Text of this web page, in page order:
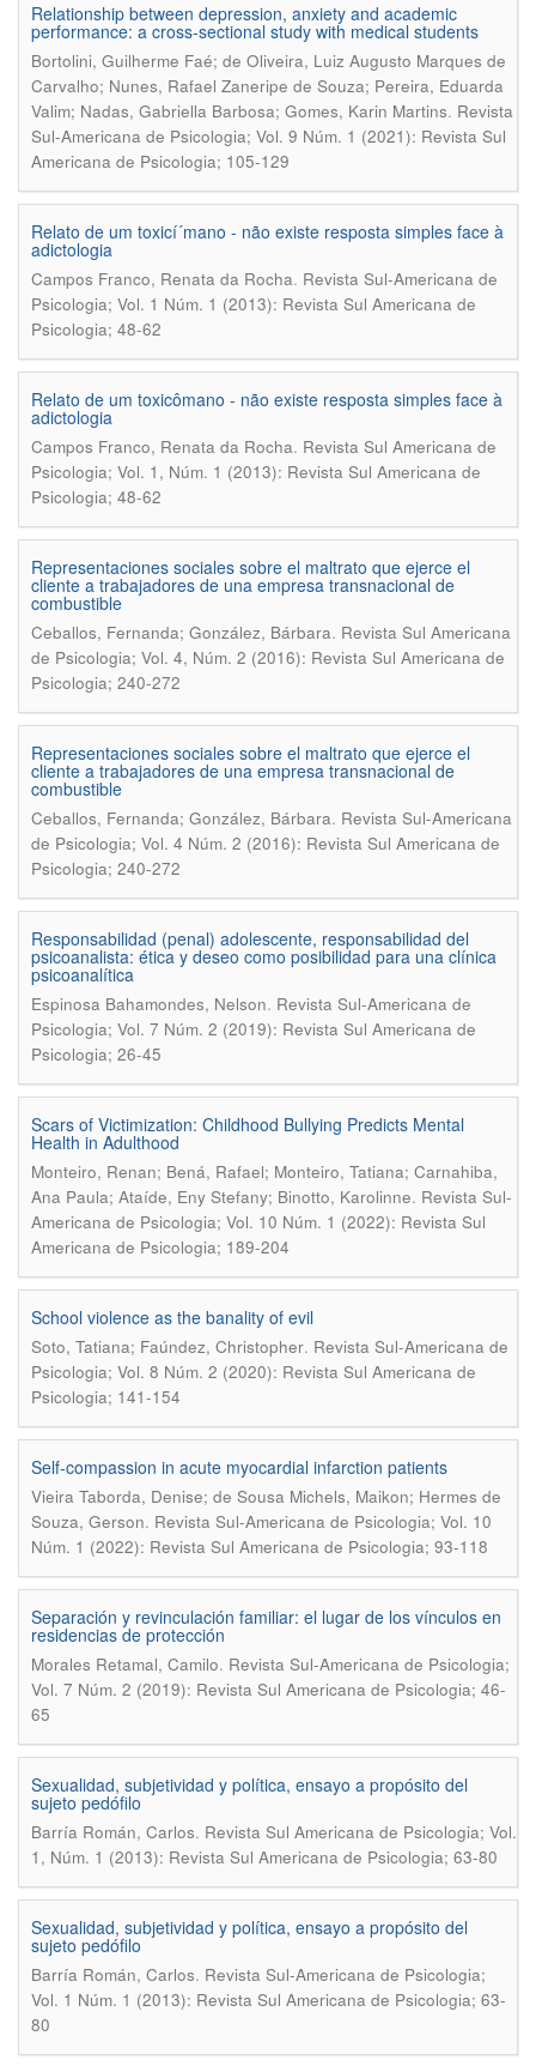
Relationship between depression, anxiety and academic
performance: a cross-sectional study with medical students
Bortolini, Guilherme Faé; de Oliveira, Luiz Augusto Marques de
Carvalho; Nunes, Rafael Zaneripe de Souza; Pereira, Eduarda
Valim; Nadas, Gabriella Barbosa; Gomes, Karin Martins. Revista
Sul-Americana de Psicologia; Vol. 9 Núm. 1 (2021): Revista Sul
Americana de Psicologia; 105-129
Relato de um toxicí´mano - não existe resposta simples face à
adictologia
Campos Franco, Renata da Rocha. Revista Sul-Americana de
Psicologia; Vol. 1 Núm. 1 (2013): Revista Sul Americana de
Psicologia; 48-62
Relato de um toxicômano - não existe resposta simples face à
adictologia
Campos Franco, Renata da Rocha. Revista Sul Americana de
Psicologia; Vol. 1, Núm. 1 (2013): Revista Sul Americana de
Psicologia; 48-62
Representaciones sociales sobre el maltrato que ejerce el
cliente a trabajadores de una empresa transnacional de
combustible
Ceballos, Fernanda; González, Bárbara. Revista Sul Americana
de Psicologia; Vol. 4, Núm. 2 (2016): Revista Sul Americana de
Psicologia; 240-272
Representaciones sociales sobre el maltrato que ejerce el
cliente a trabajadores de una empresa transnacional de
combustible
Ceballos, Fernanda; González, Bárbara. Revista Sul-Americana
de Psicologia; Vol. 4 Núm. 2 (2016): Revista Sul Americana de
Psicologia; 240-272
Responsabilidad (penal) adolescente, responsabilidad del
psicoanalista: ética y deseo como posibilidad para una clí­nica
psicoanalí­tica
Espinosa Bahamondes, Nelson. Revista Sul-Americana de
Psicologia; Vol. 7 Núm. 2 (2019): Revista Sul Americana de
Psicologia; 26-45
Scars of Victimization: Childhood Bullying Predicts Mental
Health in Adulthood
Monteiro, Renan; Bená, Rafael; Monteiro, Tatiana; Carnahiba,
Ana Paula; Ataíde, Eny Stefany; Binotto, Karolinne. Revista Sul-
Americana de Psicologia; Vol. 10 Núm. 1 (2022): Revista Sul
Americana de Psicologia; 189-204
School violence as the banality of evil
Soto, Tatiana; Faúndez, Christopher. Revista Sul-Americana de
Psicologia; Vol. 8 Núm. 2 (2020): Revista Sul Americana de
Psicologia; 141-154
Self-compassion in acute myocardial infarction patients
Vieira Taborda, Denise; de Sousa Michels, Maikon; Hermes de
Souza, Gerson. Revista Sul-Americana de Psicologia; Vol. 10
Núm. 1 (2022): Revista Sul Americana de Psicologia; 93-118
Separación y revinculación familiar: el lugar de los ví­nculos en
residencias de protección
Morales Retamal, Camilo. Revista Sul-Americana de Psicologia;
Vol. 7 Núm. 2 (2019): Revista Sul Americana de Psicologia; 46-
65
Sexualidad, subjetividad y política, ensayo a propósito del
sujeto pedófilo
Barría Román, Carlos. Revista Sul Americana de Psicologia; Vol.
1, Núm. 1 (2013): Revista Sul Americana de Psicologia; 63-80
Sexualidad, subjetividad y polí­tica, ensayo a propósito del
sujeto pedófilo
Barrí­a Román, Carlos. Revista Sul-Americana de Psicologia;
Vol. 1 Núm. 1 (2013): Revista Sul Americana de Psicologia; 63-
80